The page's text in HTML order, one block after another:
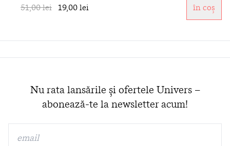
51,00 lei 19,00 lei în coș
Nu rata lansările și ofertele Univers –
abonează-te la newsletter acum!